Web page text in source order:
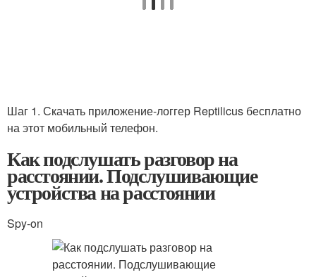
Шаг 1. Скачать приложение-логгер Reptilicus бесплатно
на этот мобильный телефон.
Как подслушать разговор на
расстоянии. Подслушивающие
устройства на расстоянии
Spy-on